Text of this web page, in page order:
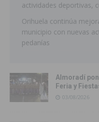
actividades deportivas,
Orihuela continúa
municipio con nuevas
pedanías
Almoradí
Feria y
03/08/2026